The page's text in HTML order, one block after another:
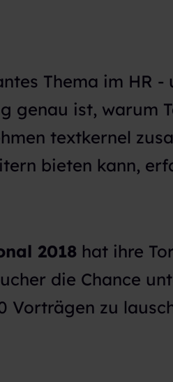
Thema im HR
genau ist, warum
textkernel
bieten kann,
2018hat ihre
die Chance
Vorträgen zu